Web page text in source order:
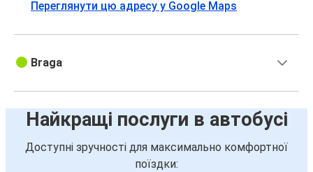
Брага
Брага
Канни
Брага
Переглянути цю адресу у Google Maps
Braga
Найкращі послуги в автобусі
Доступні зручності для максимально комфортної
поїздки: